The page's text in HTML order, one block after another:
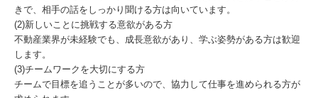
きで、相手の話をしっかり聞ける方は向いています。
(2)新しいことに挑戦する意欲がある方
不動産業界が未経験でも、成長意欲があり、学ぶ姿勢がある方は歓迎
します。
(3)チームワークを大切にする方
チームで目標を追うことが多いので、協力して仕事を進められる方が